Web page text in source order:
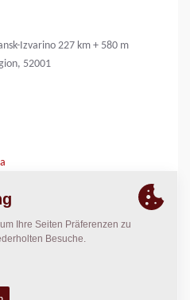
Izvarino 227 km + 580 m
52001